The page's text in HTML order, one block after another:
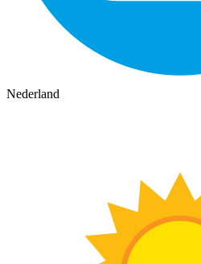
Nederland